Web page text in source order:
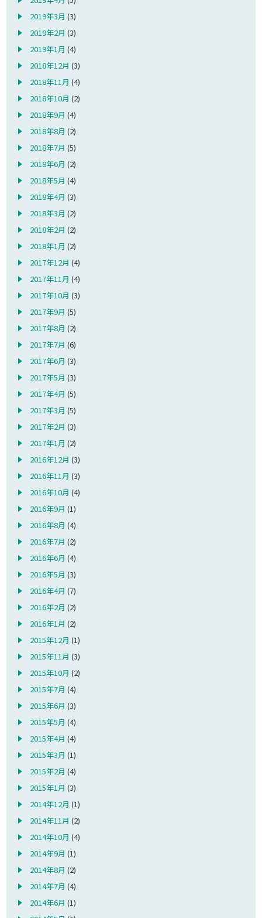
2019年3月 (3)
2019年2月 (3)
2019年1月 (4)
2018年12月 (3)
2018年11月 (4)
2018年10月 (2)
2018年9月 (4)
2018年8月 (2)
2018年7月 (5)
2018年6月 (2)
2018年5月 (4)
2018年4月 (3)
2018年3月 (2)
2018年2月 (2)
2018年1月 (2)
2017年12月 (4)
2017年11月 (4)
2017年10月 (3)
2017年9月 (5)
2017年8月 (2)
2017年7月 (6)
2017年6月 (3)
2017年5月 (3)
2017年4月 (5)
2017年3月 (5)
2017年2月 (3)
2017年1月 (2)
2016年12月 (3)
2016年11月 (3)
2016年10月 (4)
2016年9月 (1)
2016年8月 (4)
2016年7月 (2)
2016年6月 (4)
2016年5月 (3)
2016年4月 (7)
2016年2月 (2)
2016年1月 (2)
2015年12月 (1)
2015年11月 (3)
2015年10月 (2)
2015年7月 (4)
2015年6月 (3)
2015年5月 (4)
2015年4月 (4)
2015年3月 (1)
2015年2月 (4)
2015年1月 (3)
2014年12月 (1)
2014年11月 (2)
2014年10月 (4)
2014年9月 (1)
2014年8月 (2)
2014年7月 (4)
2014年6月 (1)